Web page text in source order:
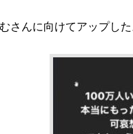
さんに向けてアップした